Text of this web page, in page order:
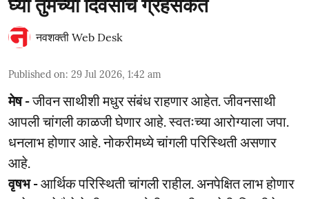
घ्या तुमच्या दिवसाचे ग्रहसंकेत
नवशक्ती Web Desk
Published on: 29 Jul 2026, 1:42 am
मेष -जीवन साथीशी मधुर संबंध राहणार आहेत. जीवनसाथी
आपली चांगली काळजी घेणार आहे. स्वतःच्या आरोग्याला जपा.
धनलाभ होणार आहे. नोकरीमध्ये चांगली परिस्थिती असणार
आहे.
वृषभ -आर्थिक परिस्थिती चांगली राहील. अनपेक्षित लाभ होणार